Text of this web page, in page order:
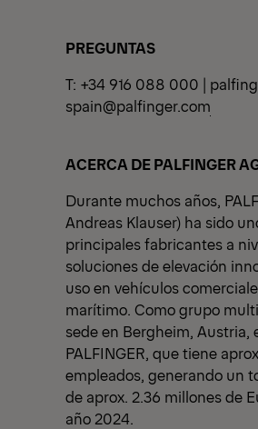
PREGUNTAS
T: +34 916 088 000 |
spain@palfinger.com
ACERCA DE PALFINGER
Durante muchos años,
Andreas Klauser) ha sido
principales fabricantes a
soluciones de elevación
uso en vehículos
marítimo. Como grupo
sede en Bergheim, Austria,
PALFINGER, que tiene
empleados, generando un
de aprox. 2.36 millones de
año 2024.